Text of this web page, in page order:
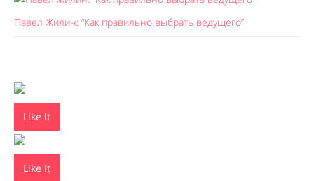
Павел Жилин: “Как правильно выбрать ведущего”
Like It
Like It